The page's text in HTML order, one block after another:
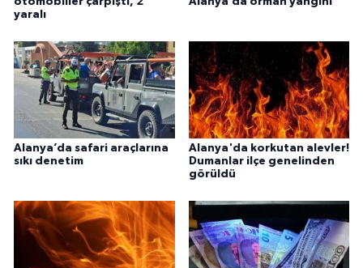
yaralı
Alanya’da safari araçlarına
sıkı denetim
Alanya'da korkutan alevler!
Dumanlar ilçe genelinden
görüldü